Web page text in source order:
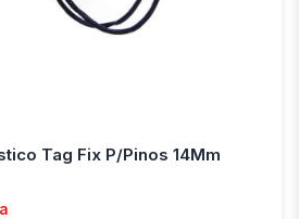
Tag Fix P/Pinos 14Mm